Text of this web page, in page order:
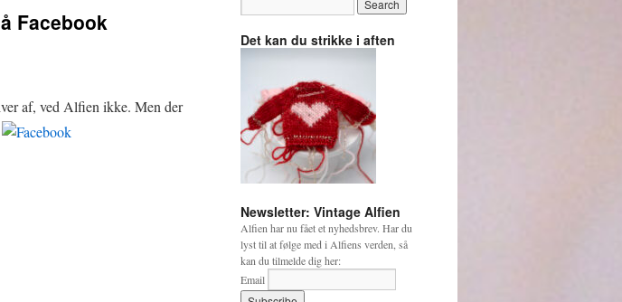
Facebook
af, ved Alfien ikke. Men der
Det kan du strikke i aften
Newsletter: Vintage Alfien
Alfien har nu fået et nyhedsbrev. Har du
lyst til at følge med i Alfiens verden, så
kan du tilmelde dig her:
Email